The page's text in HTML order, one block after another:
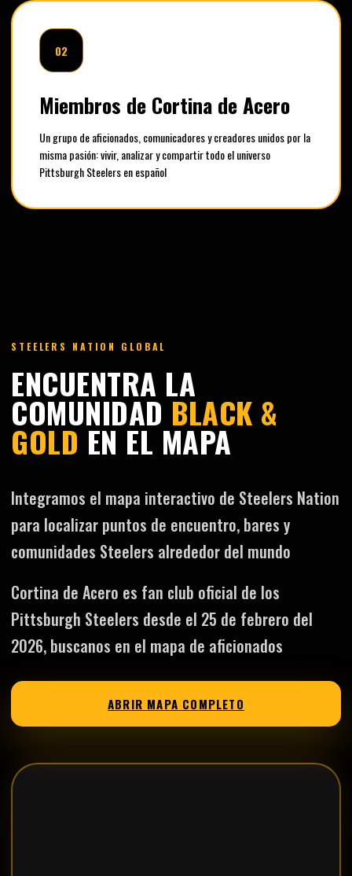
02
Miembros de Cortina de Acero
Un grupo de aficionados, comunicadores y creadores unidos por la
misma pasión: vivir, analizar y compartir todo el universo
Pittsburgh Steelers en español
STEELERS NATION GLOBAL
ENCUENTRA LA
COMUNIDAD BLACK &
GOLD EN EL MAPA
Integramos el mapa interactivo de Steelers Nation
para localizar puntos de encuentro, bares y
comunidades Steelers alrededor del mundo
Cortina de Acero es fan club oficial de los
Pittsburgh Steelers desde el 25 de febrero del
2026, buscanos en el mapa de aficionados
ABRIR MAPA COMPLETO